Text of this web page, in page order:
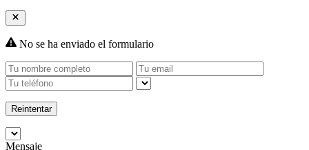
No se ha enviado el formulario
Reintentar
Mensaje